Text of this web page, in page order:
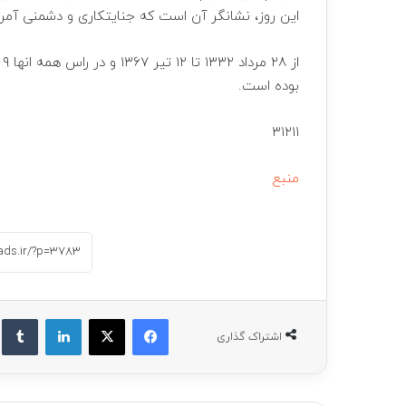
این روز، نشانگر آن است که جنایتکاری و دشمنی
بوده است.
۳۱۲۱۱
منبع
اشتراک گذاری
فیسبوکایکس لینکداین